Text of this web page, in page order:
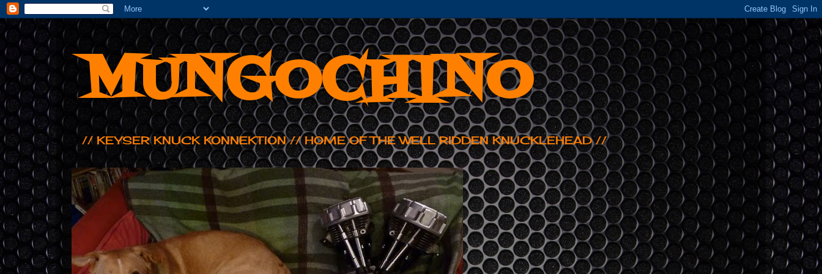
MUNGOCHINO
// KEYSER KNUCK KONNEKTION // HOME OF THE WELL RIDDEN KNUCKLEHEAD //